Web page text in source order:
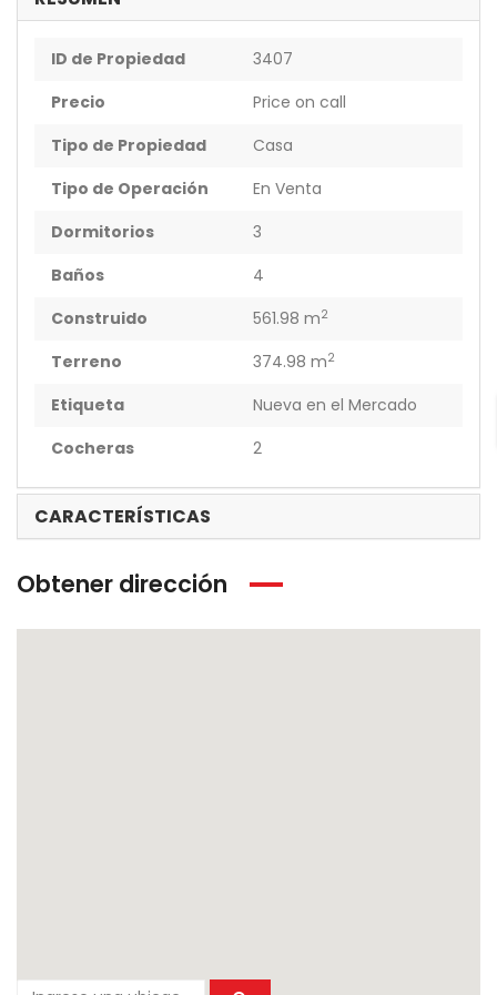
ID de Propiedad
3407
Precio
Price on call
Tipo de Propiedad
Casa
Tipo de Operación
En Venta
Dormitorios
3
Baños
4
Construido
561.98 m2
Terreno 374.98 m2
Etiqueta
Nueva en el Mercado
Cocheras
2
CARACTERÍSTICAS
Obtener dirección